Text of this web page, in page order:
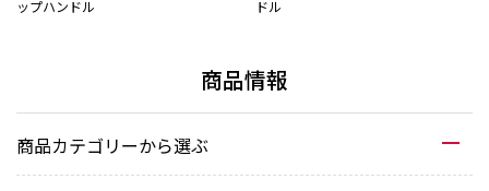
ップハンドル
ドル
商品情報
商品カテゴリーから選ぶ